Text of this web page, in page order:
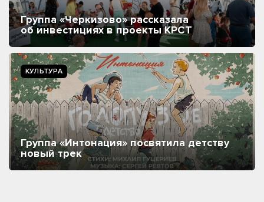
Группа «Черкизово» рассказала
об инвестициях в проекты КРСТ
КУЛЬТУРА
Группа «Интонация» посвятила детству
новый трек